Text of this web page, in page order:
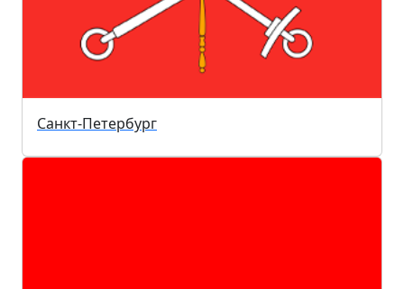
Санкт-Петербург